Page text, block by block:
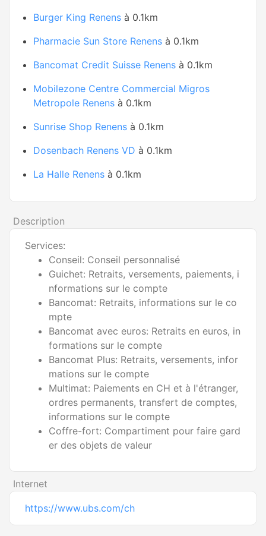
Burger King Renens à 0.1km
Pharmacie Sun Store Renens à 0.1km
Bancomat Credit Suisse Renens à 0.1km
Mobilezone Centre Commercial Migros
Metropole Renens à 0.1km
Sunrise Shop Renens à 0.1km
Dosenbach Renens VD à 0.1km
La Halle Renens à 0.1km
Description
Services:
Conseil: Conseil personnalisé
Guichet: Retraits, versements, paiements, i
nformations sur le compte
Bancomat: Retraits, informations sur le co
mpte
Bancomat avec euros: Retraits en euros, in
formations sur le compte
Bancomat Plus: Retraits, versements, infor
mations sur le compte
Multimat: Paiements en CH et à l'étranger,
ordres permanents, transfert de comptes,
informations sur le compte
Coffre-fort: Compartiment pour faire gard
er des objets de valeur
Internet
https://www.ubs.com/ch